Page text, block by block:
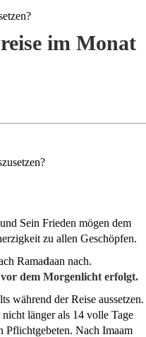
im Monat
Sein Frieden mögen dem
zu allen Geschöpfen.
Ramadaan nach.
dem Morgenlicht erfolgt.
während der Reise aussetzen.
länger als 14 volle Tage
Pflichtgebeten. Nach Imaam